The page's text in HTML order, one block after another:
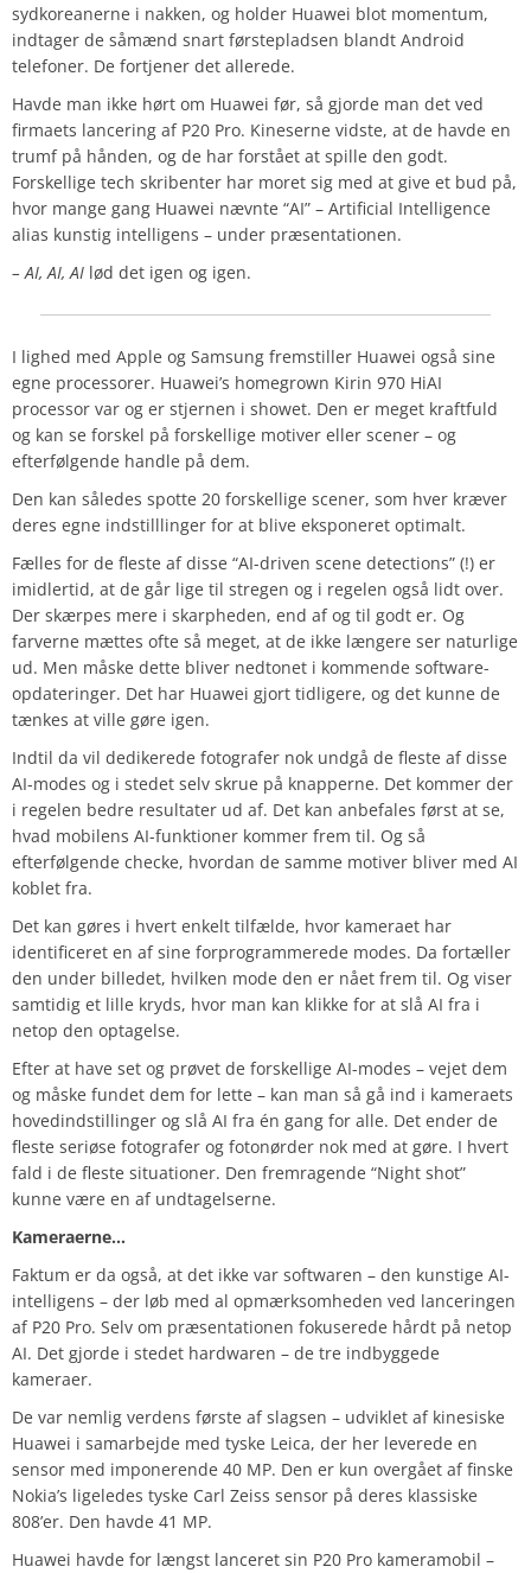
sydkoreanerne i nakken, og holder Huawei blot momentum,
indtager de såmænd snart førstepladsen blandt Android
telefoner. De fortjener det allerede.
Havde man ikke hørt om Huawei før, så gjorde man det ved
firmaets lancering af P20 Pro. Kineserne vidste, at de havde en
trumf på hånden, og de har forstået at spille den godt.
Forskellige tech skribenter har moret sig med at give et bud på,
hvor mange gang Huawei nævnte “AI” – Artificial Intelligence
alias kunstig intelligens – under præsentationen.
– AI, AI, AI lød det igen og igen.
I lighed med Apple og Samsung fremstiller Huawei også sine
egne processorer. Huawei’s homegrown Kirin 970 HiAI
processor var og er stjernen i showet. Den er meget kraftfuld
og kan se forskel på forskellige motiver eller scener – og
efterfølgende handle på dem.
Den kan således spotte 20 forskellige scener, som hver kræver
deres egne indstilllinger for at blive eksponeret optimalt.
Fælles for de fleste af disse “AI-driven scene detections” (!) er
imidlertid, at de går lige til stregen og i regelen også lidt over.
Der skærpes mere i skarpheden, end af og til godt er. Og
farverne mættes ofte så meget, at de ikke længere ser naturlige
ud. Men måske dette bliver nedtonet i kommende software-
opdateringer. Det har Huawei gjort tidligere, og det kunne de
tænkes at ville gøre igen.
Indtil da vil dedikerede fotografer nok undgå de fleste af disse
AI-modes og i stedet selv skrue på knapperne. Det kommer der
i regelen bedre resultater ud af. Det kan anbefales først at se,
hvad mobilens AI-funktioner kommer frem til. Og så
efterfølgende checke, hvordan de samme motiver bliver med AI
koblet fra.
Det kan gøres i hvert enkelt tilfælde, hvor kameraet har
identificeret en af sine forprogrammerede modes. Da fortæller
den under billedet, hvilken mode den er nået frem til. Og viser
samtidig et lille kryds, hvor man kan klikke for at slå AI fra i
netop den optagelse.
Efter at have set og prøvet de forskellige AI-modes – vejet dem
og måske fundet dem for lette – kan man så gå ind i kameraets
hovedindstillinger og slå AI fra én gang for alle. Det ender de
fleste seriøse fotografer og fotonørder nok med at gøre. I hvert
fald i de fleste situationer. Den fremragende “Night shot”
kunne være en af undtagelserne.
Kameraerne…
Faktum er da også, at det ikke var softwaren – den kunstige AI-
intelligens – der løb med al opmærksomheden ved lanceringen
af P20 Pro. Selv om præsentationen fokuserede hårdt på netop
AI. Det gjorde i stedet hardwaren – de tre indbyggede
kameraer.
De var nemlig verdens første af slagsen – udviklet af kinesiske
Huawei i samarbejde med tyske Leica, der her leverede en
sensor med imponerende 40 MP. Den er kun overgået af finske
Nokia’s ligeledes tyske Carl Zeiss sensor på deres klassiske
808’er. Den havde 41 MP.
Huawei havde for længst lanceret sin P20 Pro kameramobil –